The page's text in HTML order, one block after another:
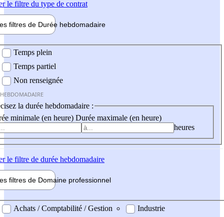
le filtre du type de contrat
filtres de Durée hebdomadaire
Temps plein
Temps partiel
Non renseignée
la durée hebdomadaire :
minimale (en heure) Durée maximale (en heure)
heures
le filtre de durée hebdomadaire
filtres de Domaine professionnel
professionel
Achats / Comptabilité / Gestion
Industrie